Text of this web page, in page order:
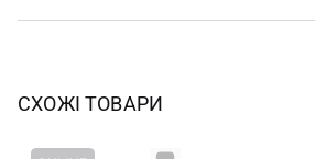
СХОЖІ ТОВАРИ